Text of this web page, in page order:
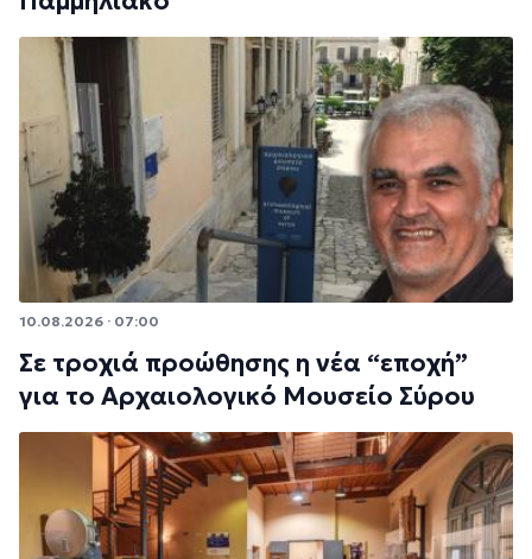
10.08.2026 · 07:00
Σε τροχιά προώθησης η νέα “εποχή”
για το Αρχαιολογικό Μουσείο Σύρου